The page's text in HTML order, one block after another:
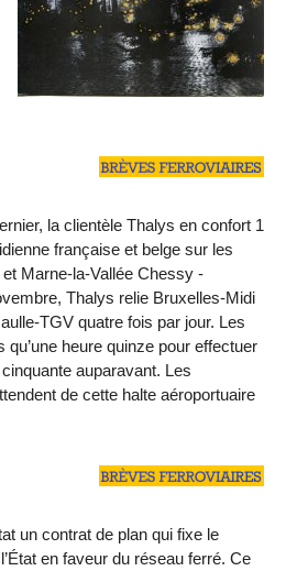
la clientèle Thalys en confort 1
française et belge sur les
Marne-la-Vallée Chessy -
Thalys relie Bruxelles-Midi
TGV quatre fois par jour. Les
heure quinze pour effectuer
auparavant. Les
de cette halte aéroportuaire
un contrat de plan qui fixe le
en faveur du réseau ferré. Ce